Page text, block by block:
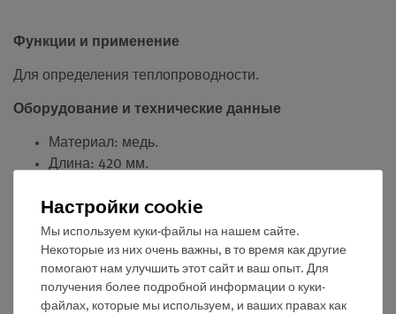
Функции и применение
Для определения теплопроводности.
Оборудование и технические данные
Материал: медь.
Длина: 420 мм.
Покрыт прозрачным пластиком.
Бесплатная доставка от 300,- €
Настройки cookie
Мы используем куки-файлы на нашем сайте.
Некоторые из них очень важны, в то время как другие
помогают нам улучшить этот сайт и ваш опыт. Для
получения более подробной информации о куки-
файлах, которые мы используем, и ваших правах как